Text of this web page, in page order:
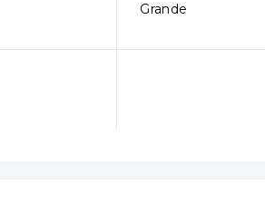
Grande